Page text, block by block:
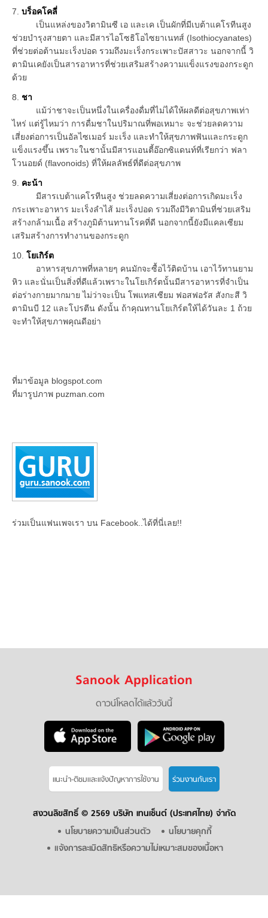
7. บร็อคโคลี่
เป็นแหล่งของวิตามินซี เอ และเค เป็นผักที่มีเบต้าแคโรทีนสูง
ช่วยบำรุงสายตา และมีสารไอโซธิโอไซยาเนทส์ (Isothiocyanates)
ที่ช่วยต่อต้านมะเร็งปอด รวมถึงมะเร็งกระเพาะปัสสาวะ นอกจากนี้ วิ
ตามินเคยังเป็นสารอาหารที่ช่วยเสริมสร้างความแข็งแรงของกระดูก
ด้วย
8. ชา
แม้ว่าชาจะเป็นหนึ่งในเครื่องดื่มที่ไม่ได้ให้ผลดีต่อสุขภาพเท่า
ไหร่ แต่รู้ไหมว่า การดื่มชาในปริมาณที่พอเหมาะ จะช่วยลดความ
เสี่ยงต่อการเป็นอัลไซเมอร์ มะเร็ง และทำให้สุขภาพฟันและกระดูก
แข็งแรงขึ้น เพราะในชานั้นมีสารแอนตี้อ๊อกซิแดนท์ที่เรียกว่า ฟลา
โวนอยด์ (flavonoids) ที่ให้ผลลัพธ์ที่ดีต่อสุขภาพ
9. คะน้า
มีสารเบต้าแคโรทีนสูง ช่วยลดความเสี่ยงต่อการเกิดมะเร็ง
กระเพาะอาหาร มะเร็งลำไส้ มะเร็งปอด รวมถึงมีวิตามินที่ช่วยเสริม
สร้างกล้ามเนื้อ สร้างภูมิต้านทานโรคที่ดี นอกจากนี้ยังมีแคลเซียม
เสริมสร้างการทำงานของกระดูก
10. โยเกิร์ต
อาหารสุขภาพที่หลายๆ คนมักจะซื้อไว้ติดบ้าน เอาไว้ทานยาม
หิว และนั่นเป็นสิ่งที่ดีแล้วเพราะในโยเกิร์ตนั้นมีสารอาหารที่จำเป็น
ต่อร่างกายมากมาย ไม่ว่าจะเป็น โพแทสเซียม ฟอสฟอรัส สังกะสี วิ
ตามินบี 12 และโปรตีน ดังนั้น ถ้าคุณทานโยเกิร์ตให้ได้วันละ 1 ถ้วย
จะทำให้สุขภาพคุณดีอย่า
ที่มาข้อมูล blogspot.com
ที่มารูปภาพ puzman.com
ร่วมเป็นแฟนเพจเรา บน Facebook..ได้ที่นี่เลย!!
Sanook Application
ดาวน์โหลดได้แล้ววันนี้
แนะนำ-ติชมเเละแจ้งปัญหาการใช้งาน ร่วมงานกับเรา
สงวนลิขสิทธิ์ © 2569 บริษัท เทนเซ็นต์ (ประเทศไทย) จำกัด
นโยบายความเป็นส่วนตัว
นโยบายคุกกี้
แจ้งการละเมิดสิทธิหรือความไม่เหมาะสมของเนื้อหา